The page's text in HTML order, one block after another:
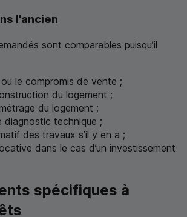
l'ancien
sont comparables puisqu’il
le compromis de vente ;
du logement ;
du logement ;
diagnostic technique ;
des travaux s’il y en a ;
dans le cas d’un investissement
spécifiques à